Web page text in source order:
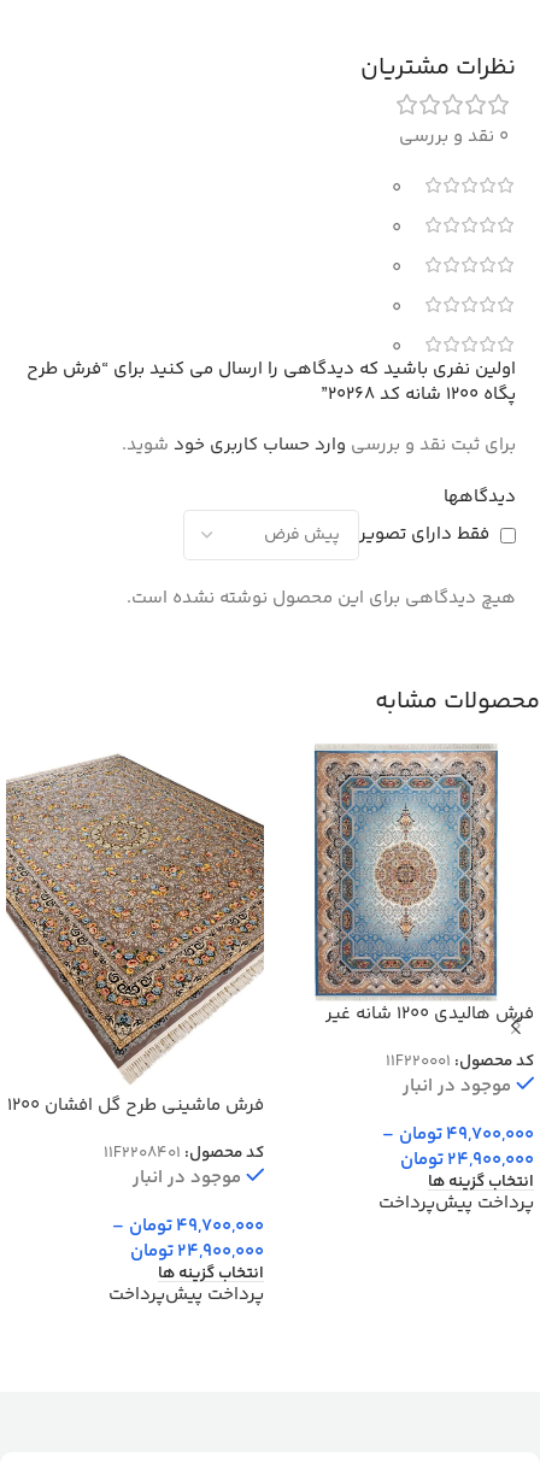
نظرات مشتریان
0 نقد و بررسی
0
0
0
0
0
دیدگاهها
فقط دارای تصویر
هیچ دیدگاهی برای این محصول نوشته نشده است.
اولین نفری باشید که دیدگاهی را ارسال می کنید برای “فرش طرح
پگاه 1200 شانه کد 20268”
برای ثبت نقد و بررسی وارد حساب کاربری خود شوید.
محصولات مشابه
فرش هالیدی 1200 شانه غیر
برجسته کد 20001
کد محصول: 11F220001
موجود در انبار
49,700,000تومان –
24,900,000تومان
انتخاب گزینه ها
پرداخت پیش‌پرداخت
فرش ماشینی طرح گل افشان 1200
کد محصول: 11F2208401
موجود در انبار
49,700,000تومان –
24,900,000تومان
انتخاب گزینه ها
پرداخت پیش‌پرداخت